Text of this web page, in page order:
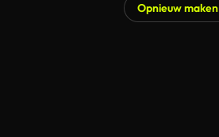
Opnieuw maken